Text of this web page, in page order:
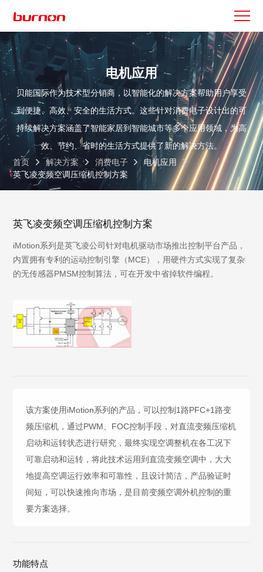
电机应用
贝能国际作为技术型分销商，以智能化的解决方案帮助用户享受
到便捷、高效、安全的生活方式。这些针对消费电子设计出的可
持续解决方案涵盖了智能家居到智能城市等多个应用领域，为高
效、节约、省时的生活方式提供了新的解决方法。
首页
解决方案 消费电子
电机应用
英飞凌变频空调压缩机控制方案
英飞凌变频空调压缩机控制方案
iMotion系列是英飞凌公司针对电机驱动市场推出控制平台产品，
内置拥有专利的运动控制引擎（MCE），用硬件方式实现了复杂
的无传感器PMSM控制算法，可在开发中省掉软件编程。
该方案使用iMotion系列的产品，可以控制1路PFC+1路变
频压缩机，通过PWM、FOC控制手段，对直流变频压缩机
启动和运转状态进行研究，最终实现空调整机在各工况下
可靠启动和运转，将此技术运用到直流变频空调中，大大
地提高空调运行效率和可靠性，且设计简洁，产品验证时
间短，可以快速推向市场，是目前变频空调外机控制的重
要方案选择。
功能特点